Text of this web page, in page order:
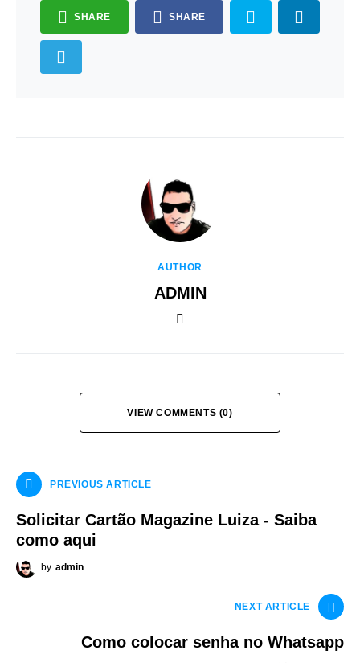
SHARE SHARE
AUTHOR
ADMIN
VIEW COMMENTS (0)
PREVIOUS ARTICLE
Solicitar Cartão Magazine Luiza - Saiba
como aqui
by admin
NEXT ARTICLE
Como colocar senha no Whatsapp